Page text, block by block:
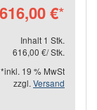
616,00 €*
Inhalt 1 Stk.
616,00 €/ Stk.
*inkl. 19 % MwSt
zzgl. Versand